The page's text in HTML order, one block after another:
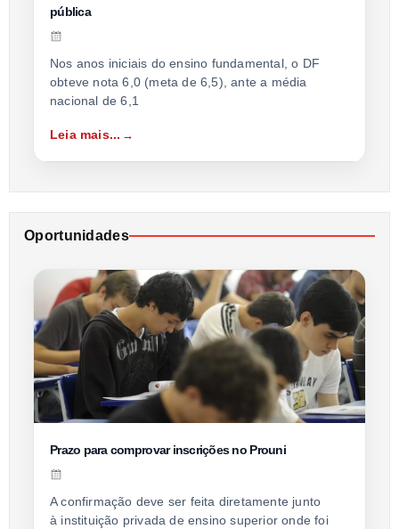
pública
Nos anos iniciais do ensino fundamental, o DF
obteve nota 6,0 (meta de 6,5), ante a média
nacional de 6,1
Leia mais...
Oportunidades
Prazo para comprovar inscrições no Prouni
A confirmação deve ser feita diretamente junto
à instituição privada de ensino superior onde foi